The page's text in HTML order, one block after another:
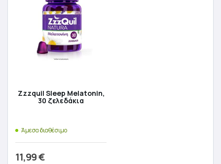
Zzzquil Sleep Melatonin,
30 ζελεδάκια
Άμεσα διαθέσιμο
11,99€